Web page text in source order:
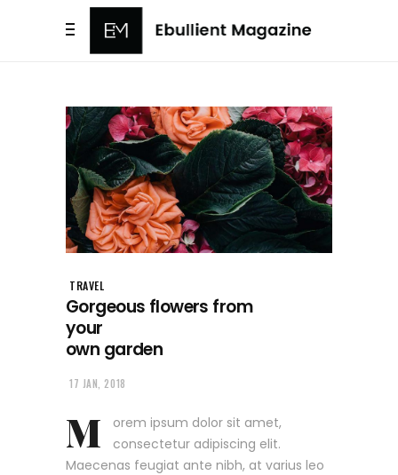
TRAVEL
Gorgeous flowers from
your
own garden
17 JAN, 2018
M
orem ipsum dolor sit amet,
consectetur adipiscing elit.
Maecenas feugiat ante nibh, at varius leo